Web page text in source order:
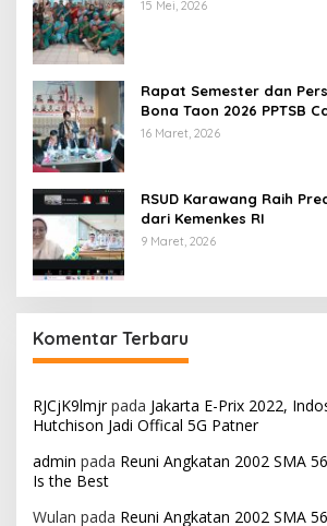
15 Mei, 2026
Rapat Semester dan
Bona Taon 2026 PPTSB
Digelar
16 Maret, 2026
RSUD Karawang Raih
dari Kemenkes RI
9 Maret, 2026
Komentar Terbaru
RJCjK9lmjrpada Jakarta E-Prix 2022,
Hutchison Jadi Offical 5G Patner
admin pada Reuni Angkatan 2002 SMA
Is the Best
Wulan pada Reuni Angkatan 2002 SMA